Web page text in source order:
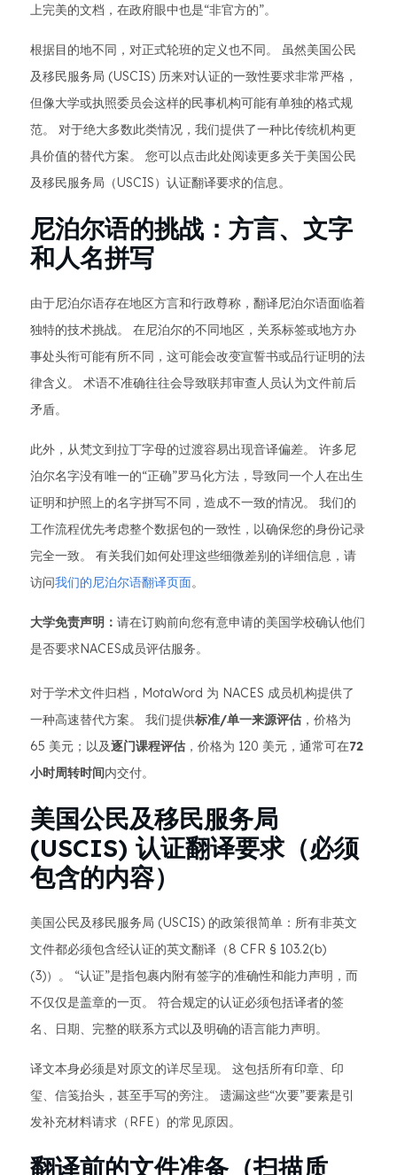
上完美的文档，在政府眼中也是“非官方的”。
根据目的地不同，对正式轮班的定义也不同。 虽然美国公民
及移民服务局 (USCIS) 历来对认证的一致性要求非常严格，
但像大学或执照委员会这样的民事机构可能有单独的格式规
范。 对于绝大多数此类情况，我们提供了一种比传统机构更
具价值的替代方案。 您可以点击此处阅读更多关于美国公民
及移民服务局（USCIS）认证翻译要求的信息。
尼泊尔语的挑战：方言、文字
和人名拼写
由于尼泊尔语存在地区方言和行政尊称，翻译尼泊尔语面临着
独特的技术挑战。 在尼泊尔的不同地区，关系标签或地方办
事处头衔可能有所不同，这可能会改变宣誓书或品行证明的法
律含义。 术语不准确往往会导致联邦审查人员认为文件前后
矛盾。
此外，从梵文到拉丁字母的过渡容易出现音译偏差。 许多尼
泊尔名字没有唯一的“正确”罗马化方法，导致同一个人在出生
证明和护照上的名字拼写不同，造成不一致的情况。 我们的
工作流程优先考虑整个数据包的一致性，以确保您的身份记录
完全一致。 有关我们如何处理这些细微差别的详细信息，请
访问我们的尼泊尔语翻译页面。
大学免责声明： 请在订购前向您有意申请的美国学校确认他们
是否要求NACES成员评估服务。
对于学术文件归档，MotaWord 为 NACES 成员机构提供了
一种高速替代方案。 我们提供标准/单一来源评估 ，价格为
65 美元；以及逐门课程评估 ，价格为 120 美元，通常可在72
小时周转时间内交付。
美国公民及移民服务局
(USCIS) 认证翻译要求（必须
包含的内容）
美国公民及移民服务局 (USCIS) 的政策很简单：所有非英文
文件都必须包含经认证的英文翻译（8 CFR § 103.2(b)
(3)）。 “认证”是指包裹内附有签字的准确性和能力声明，而
不仅仅是盖章的一页。 符合规定的认证必须包括译者的签
名、日期、完整的联系方式以及明确的语言能力声明。
译文本身必须是对原文的详尽呈现。 这包括所有印章、印
玺、信笺抬头，甚至手写的旁注。 遗漏这些“次要”要素是引
发补充材料请求（RFE）的常见原因。
翻译前的文件准备（扫描质